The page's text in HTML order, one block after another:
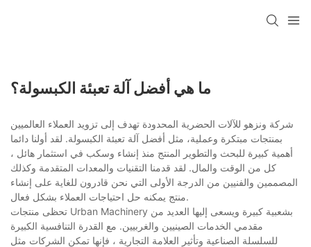
ما هي أفضل آلة تعبئة الكبسولة؟
شركة ونزهو للآلات الحضرية المحدودة تهدف إلى تزويد العملاء العالميين
بمنتجات مبتكرة وعملية، مثل أفضل آلة تعبئة الكبسولة. لقد أولنا دائما
أهمية كبيرة للبحث والتطوير المنتج منذ إنشاء وسكب في استثمار هائل ،
كل من الوقت والمال. لقد قدمنا التقنيات والمعدات المتقدمة وكذلك
المصممين والفنيين من الدرجة الأولى التي نحن قادرون للغاية على إنشاء
منتج يمكنه حل احتياجات العملاء بشكل فعال.
تحظى منتجات Urban Machinery بشعبية كبيرة ويسعى إليها العديد من
مقدمي الخدمات الصينيين والغربيين. مع القدرة التنافسية الكبيرة
للسلسلة الصناعية وتأثير العلامة التجارية ، فإنها تمكن الشركات مثل